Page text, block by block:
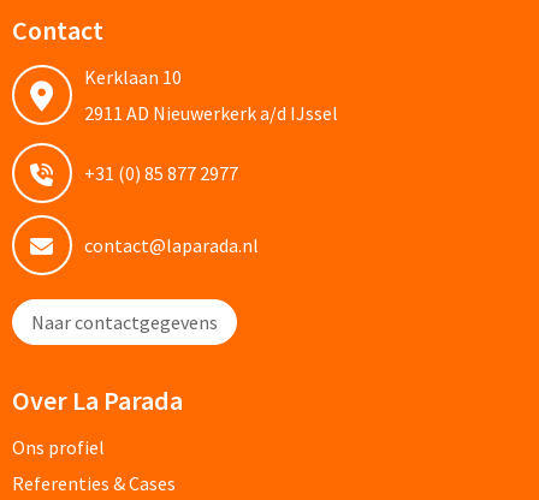
Custom made notitieboekjes
Custom made schrijfblokken
Custom made memoblaadjes
Custom made muismatten
Agenda's bedrukken
Bureau onderleggers bedrukken
Bureaulampen bedrukken
Contact
Kerklaan 10
2911 AD Nieuwerkerk a/d IJssel
+31 (0) 85 877 2977
contact@laparada.nl
Naar contactgegevens
Over La Parada
Ons profiel
Referenties & Cases